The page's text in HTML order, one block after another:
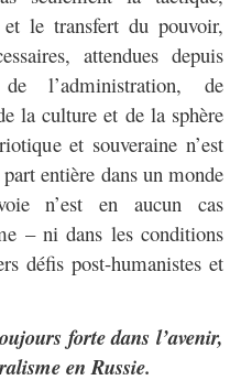
le transfert du pouvoir,
attendues depuis
l’administration, de
la culture et de la sphère
et souveraine n’est
entière dans un monde
n’est en aucun cas
– ni dans les conditions
défis post-humanistes et
forte dans l’avenir,
en Russie.